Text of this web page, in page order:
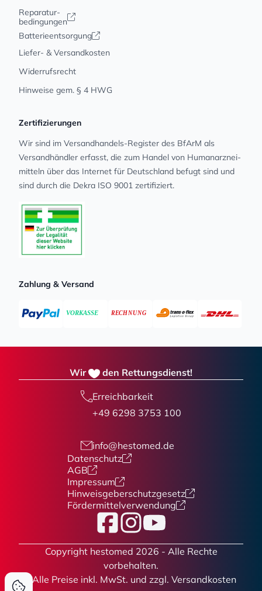
Reparatur-
bedingungen
Batterieentsorgung
Liefer- & Versandkosten
Widerrufsrecht
Hinweise gem. § 4 HWG
Zertifizierungen
Wir sind im Versandhandels-Register des BfArM als
Versandhändler erfasst, die zum Handel von Human­arz­nei­
mit­teln über das Internet für Deutschland befugt sind und
sind durch die Dekra ISO 9001 zertifiziert.
Zahlung & Versand
Wir den Rettungsdienst!
Erreichbarkeit
+49 6298 3753 100
info@hestomed.de
Datenschutz
AGB
Impressum
Hinweisgeberschutzgesetz
Fördermittelverwendung
FacebookInstagram
YouTube
Copyright hestomed 2026 - Alle Rechte
vorbehalten.
* Alle Preise inkl. MwSt. und zzgl. Versandkosten